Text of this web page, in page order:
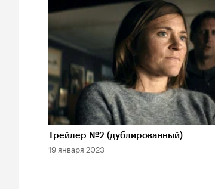
Длительность 59 сек
Трейлер №2 (дублированный)
19 января 2023